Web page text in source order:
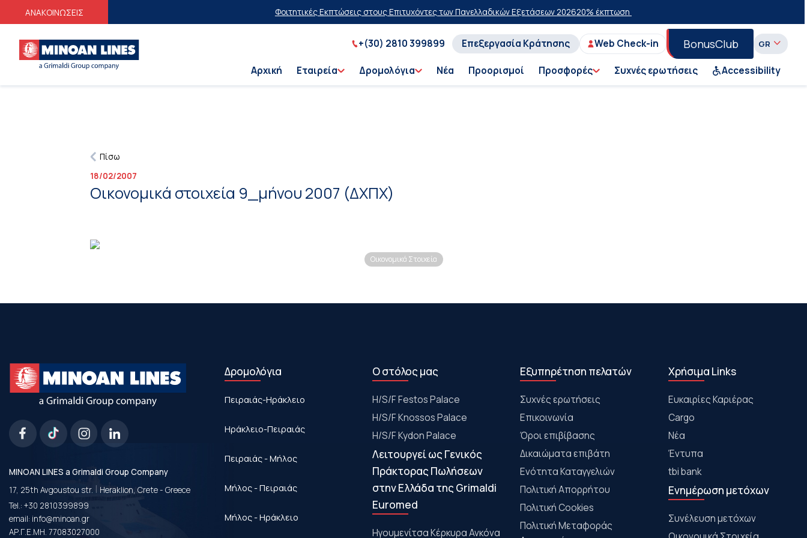
ΑΝΑΚΟΙΝΩΣΕΙΣ Φοιτητικές Εκπτώσεις στους Επιτυχόντες των Πανελλαδικών Εξετάσεων 202620% έκπτωση στην οικονομική θέση σε επιλεγμένα
+(30) 2810 399899 Επεξεργασία Κράτησης Web Check-in BonusClub
Αρχική Εταιρεία Δρομολόγια Νέα Προορισμοί Προσφορές Συχνές ερωτήσεις Accessibility
Πίσω
18/02/2007
Οικονομικά στοιχεία 9_μήνου 2007 (ΔΧΠΧ)
Οικονομικά Στοιχεία
MINOAN LINES a Grimaldi Group Company
17, 25th Avgoustou str. | Heraklion, Crete - Greece
Tel.: +30 2810399899
email: info@minoan.gr
ΑΡ.Γ.Ε.ΜΗ. 77083027000
Δρομολόγια
Πειραιάς-Ηράκλειο
Ηράκλειο-Πειραιάς
Πειραιάς - Μήλος
Μήλος - Πειραιάς
Μήλος - Ηράκλειο
Ο στόλος μας
Η/S/F Festos Palace
H/S/F Knossos Palace
H/S/F Kydon Palace
Λειτουργεί ως Γενικός
Πράκτορας Πωλήσεων
στην Ελλάδα της Grimaldi
Euromed
Ηγουμενίτσα Κέρκυρα Ανκόνα
Εξυπηρέτηση πελατών
Συχνές ερωτήσεις
Επικοινωνία
Όροι επιβίβασης
Δικαιώματα επιβάτη
Ενότητα Καταγγελιών
Πολιτική Απορρήτου
Πολιτική Cookies
Πολιτική Μεταφοράς
Χρήσιμα Links
Ευκαιρίες Καριέρας
Cargo
Νέα
Έντυπα
tbi bank
Ενημέρωση μετόχων
Συνέλευση μετόχων